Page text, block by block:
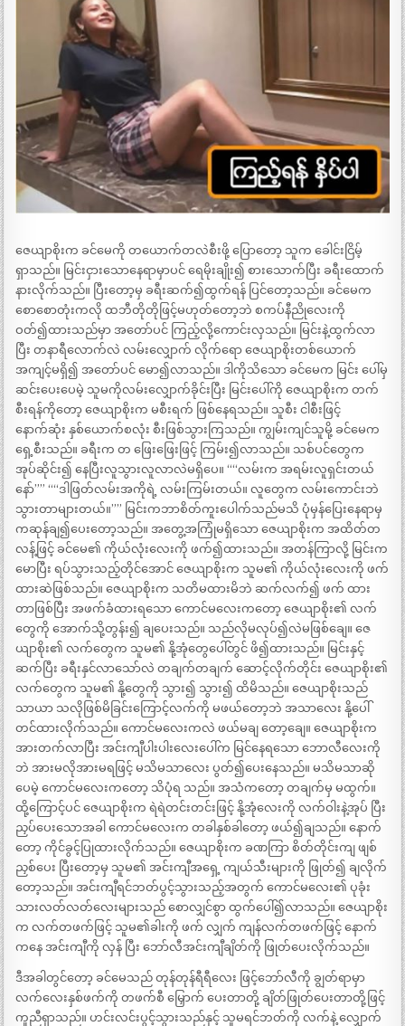
ဇေယျာစိုးက ခင်မေကို တယောက်တလဲစီးဖို့ ပြောတော့ သူက ခေါင်းငြိမ့်
ရှာသည်။ မြင်းငှားသောနေရာမှာပင် ရေမိုးချိုး၍ စားသောက်ပြီး ခရီးထောက်
နားလိုက်သည်။ ပြီးတော့မှ ခရီးဆက်၍ထွက်ရန် ပြင်တော့သည်။ ခင်မေက
စောစောတုံးကလို ထဘီတိုတိုဖြင့်မဟုတ်တော့ဘဲ စကပ်နီညိုလေးကို
ဝတ်၍ထားသည်မှာ အတော်ပင် ကြည့်လို့ကောင်းလှသည်။ မြင်းနဲ့ထွက်လာ
ပြီး တနာရီလောက်လဲ လမ်းလျှောက် လိုက်ရော ဇေယျာစိုးတစ်ယောက်
အကျင့်မရှိ၍ အတော်ပင် မော၍လာသည်။ ဒါကိုသိသော ခင်မေက မြင်း ပေါ်မှ
ဆင်းပေးပေမဲ့ သူမကိုလမ်းလျှောက်ခိုင်းပြီး မြင်းပေါ်ကို ဇေယျာစိုးက တက်
စီးရန်ကိုတော့ ဇေယျာစိုးက မစီးရက် ဖြစ်နေရသည်။ သူစီး ငါစီးဖြင့်
နောက်ဆုံး နှစ်ယောက်စလုံး စီးဖြစ်သွားကြသည်။ ကျွမ်းကျင်သူမို့ ခင်မေက
ရှေ့စီးသည်။ ခရီးက တ ဖြေးဖြေးဖြင့် ကြမ်း၍လာသည်။ သစ်ပင်တွေက
အုပ်ဆိုင်း၍ နေပြီးလူသွားလူလာလဲမရှိပေ။ ““လမ်းက အရမ်းလူရှင်းတယ်
နော်”” ““ဒါဖြတ်လမ်းအကိုရဲ့ လမ်းကြမ်းတယ်။ လူတွေက လမ်းကောင်းဘဲ
သွားတာများတယ်။”” မြင်းကဘာစိတ်ကူးပေါက်သည်မသိ ပုံမှန်ပြေးနေရာမှ
ကဆုန်ချ၍ပေးတော့သည်။ အတွေ့အကြုံမရှိသော ဇေယျာစိုးက အထိတ်တ
လန့်ဖြင့် ခင်မေ၏ ကိုယ်လုံးလေးကို ဖက်၍ထားသည်။ အတန်ကြာလို့ မြင်းက
မောပြီး ရပ်သွားသည့်တိုင်အောင် ဇေယျာစိုးက သူမ၏ ကိုယ်လုံးလေးကို ဖက်
ထားဆဲဖြစ်သည်။ ဇေယျာစိုးက သတိမထားမိဘဲ ဆက်လက်၍ ဖက် ထား
တာဖြစ်ပြီး အဖက်ခံထားရသော ကောင်မလေးကတော့ ဇေယျာစိုး၏ လက်
တွေကို အောက်သို့တွန်း၍ ချပေးသည်။ သည်လိုမလုပ်၍လဲမဖြစ်ချေ။ ဇေ
ယျာစိုး၏ လက်တွေက သူမ၏ နို့အုံတွေပေါ်တွင် ဖိ၍ထားသည်။ မြင်းနှင့်
ဆက်ပြီး ခရီးနှင်လာသော်လဲ တချက်တချက် ဆောင့်လိုက်တိုင်း ဇေယျာစိုး၏
လက်တွေက သူမ၏ နို့တွေကို သွား၍ သွား၍ ထိမိသည်။ ဇေယျာစိုးသည်
သာယာ သလိုဖြစ်မိခြင်းကြောင့်လက်ကို မဖယ်တော့ဘဲ အသာလေး နို့ပေါ်
တင်ထားလိုက်သည်။ ကောင်မလေးကလဲ ဖယ်မချ တော့ချေ။ ဇေယျာစိုးက
အားတက်လာပြီး အင်းကျီပါးပါးလေးပေါ်က မြင်နေရသော ဘောလီလေးကို
ဘဲ အားမလိုအားမရဖြင့် မသိမသာလေး ပွတ်၍ပေးနေသည်။ မသိမသာဆို
ပေမဲ့ ကောင်မလေးကတော့ သိပုံရ သည်။ အသံကတော့ တချက်မှ မထွက်။
ထို့ကြောင့်ပင် ဇေယျာစိုးက ရဲရဲတင်းတင်းဖြင့် နို့အုံလေးကို လက်ဝါးနဲ့အုပ် ပြီး
ညှပ်ပေးသောအခါ ကောင်မလေးက တခါနှစ်ခါတော့ ဖယ်၍ချသည်။ နောက်
တော့ ကိုင်ခွင့်ပြုထားလိုက်သည်။ ဇေယျာစိုးက ခဏကြာ စိတ်တိုင်းကျ ဖျစ်
ညှစ်ပေး ပြီးတော့မှ သူမ၏ အင်းကျီအရှေ့ ကျယ်သီးများကို ဖြုတ်၍ ချလိုက်
တော့သည်။ အင်းကျီရင်ဘတ်ပွင့်သွားသည့်အတွက် ကောင်မလေး၏ ပုခုံး
သားလတ်လတ်လေးများသည် စောလျှင်စွာ ထွက်ပေါ်၍လာသည်။ ဇေယျာစိုး
က လက်တဖက်ဖြင့် သူမ၏ခါးကို ဖက် လျှက် ကျန်လက်တဖက်ဖြင့် နောက်
ကနေ အင်းကျီကို လှန် ပြီး ဘော်လီအင်းကျီချိတ်ကို ဖြုတ်ပေးလိုက်သည်။
ဒီအခါတွင်တော့ ခင်မေသည် တုန်တုန်ရီရီလေး ဖြင့်ဘော်လီကို ချွတ်ရာမှာ
လက်လေးနှစ်ဖက်ကို တဖက်စီ မြှောက် ပေးတာတို့ ချိတ်ဖြုတ်ပေးတာတို့ဖြင့်
ကူညီရှာသည်။ ဟင်းလင်းပွင့်သွားသည်နှင့် သူမရင်ဘတ်ကို လက်နဲ့ လျှောက်